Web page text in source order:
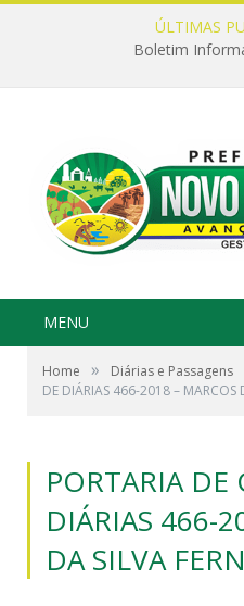
ÚLTIMAS
Boletim
MENU
Home » Diárias e Passagens
DE DIÁRIAS 466-2018 – MARCOS
PORTARIA DE
DIÁRIAS 466-
DA SILVA